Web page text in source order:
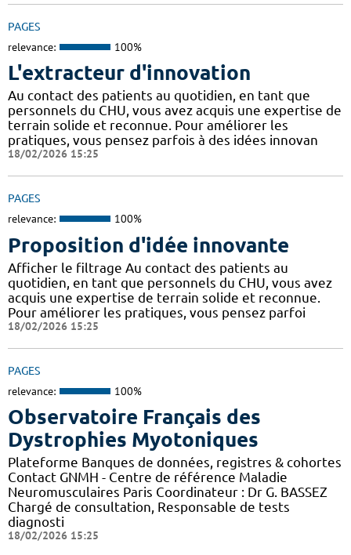
PAGES
relevance: 100%
L'extracteur d'innovation
Au contact des patients au quotidien, en tant que
personnels du CHU, vous avez acquis une expertise de
terrain solide et reconnue. Pour améliorer les
pratiques, vous pensez parfois à des idées innovan
18/02/2026 15:25
PAGES
relevance: 100%
Proposition d'idée innovante
Afficher le filtrage Au contact des patients au
quotidien, en tant que personnels du CHU, vous avez
acquis une expertise de terrain solide et reconnue.
Pour améliorer les pratiques, vous pensez parfoi
18/02/2026 15:25
PAGES
relevance: 100%
Observatoire Français des
Dystrophies Myotoniques
Plateforme Banques de données, registres & cohortes
Contact GNMH - Centre de référence Maladie
Neuromusculaires Paris Coordinateur : Dr G. BASSEZ
Chargé de consultation, Responsable de tests
diagnosti
18/02/2026 15:25